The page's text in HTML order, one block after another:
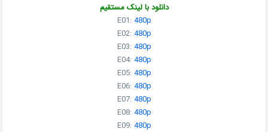
دانلود با لینک مستقیم
E01:480p
E02:480p
E03:480p
E04:480p
E05:480p
E06:480p
E07:480p
E08:480p
E09:480p